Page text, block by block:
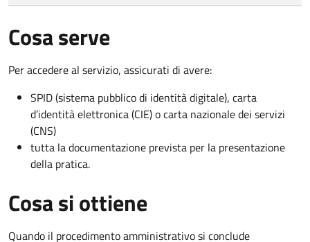
Cosa serve
Per accedere al servizio, assicurati di avere:
SPID (sistema pubblico di identità digitale), carta
d’identità elettronica (CIE) o carta nazionale dei servizi
(CNS)
tutta la documentazione prevista per la presentazione
della pratica.
Cosa si ottiene
Quando il procedimento amministrativo si conclude